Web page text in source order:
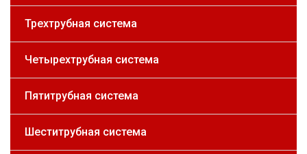
Трехтрубная система
Четырехтрубная система
Пятитрубная система
Шеститрубная система